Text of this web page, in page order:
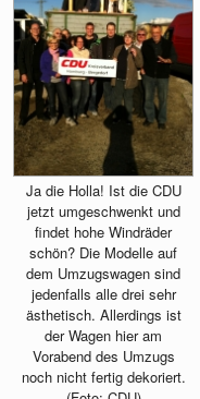
Ja die Holla! Ist die CDU
jetzt umgeschwenkt und
findet hohe Windräder
schön? Die Modelle auf
dem Umzugswagen sind
jedenfalls alle drei sehr
ästhetisch. Allerdings ist
der Wagen hier am
Vorabend des Umzugs
noch nicht fertig dekoriert.